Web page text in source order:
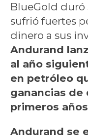
BlueGold duró
sufrió fuertes
dinero a sus
Andurand
al año
en petróleo
ganancias de
primeros
Andurand se